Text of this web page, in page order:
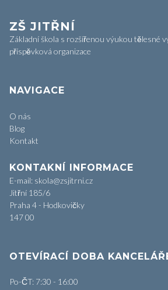
ZŠ JITŘNÍ
Základní škola s rozšířenou výukou tělesné
příspěvková organizace
NAVIGACE
O nás
Blog
Kontakt
KONTAKNÍ INFORMACE
E-mail: skola@zsjitrni.cz
Jitřní 185/6
Praha 4 - Hodkovičky
147 00
OTEVÍRACÍ DOBA
Po-ČT: 7:30 - 16:00